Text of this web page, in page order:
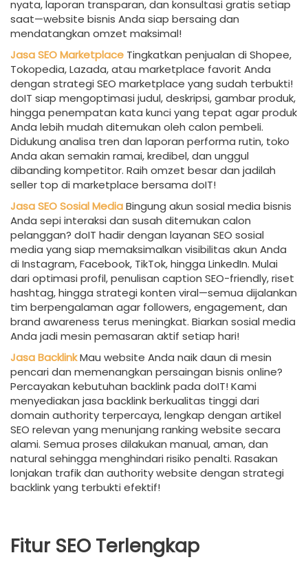
nyata, laporan transparan, dan konsultasi gratis setiap
saat—website bisnis Anda siap bersaing dan
mendatangkan omzet maksimal!
Jasa SEO Marketplace Tingkatkan penjualan di Shopee,
Tokopedia, Lazada, atau marketplace favorit Anda
dengan strategi SEO marketplace yang sudah terbukti!
doIT siap mengoptimasi judul, deskripsi, gambar produk,
hingga penempatan kata kunci yang tepat agar produk
Anda lebih mudah ditemukan oleh calon pembeli.
Didukung analisa tren dan laporan performa rutin, toko
Anda akan semakin ramai, kredibel, dan unggul
dibanding kompetitor. Raih omzet besar dan jadilah
seller top di marketplace bersama doIT!
Jasa SEO Sosial MediaBingung akun sosial media bisnis
Anda sepi interaksi dan susah ditemukan calon
pelanggan? doIT hadir dengan layanan SEO sosial
media yang siap memaksimalkan visibilitas akun Anda
di Instagram, Facebook, TikTok, hingga LinkedIn. Mulai
dari optimasi profil, penulisan caption SEO-friendly, riset
hashtag, hingga strategi konten viral—semua dijalankan
tim berpengalaman agar followers, engagement, dan
brand awareness terus meningkat. Biarkan sosial media
Anda jadi mesin pemasaran aktif setiap hari!
Jasa BacklinkMau website Anda naik daun di mesin
pencari dan memenangkan persaingan bisnis online?
Percayakan kebutuhan backlink pada doIT! Kami
menyediakan jasa backlink berkualitas tinggi dari
domain authority terpercaya, lengkap dengan artikel
SEO relevan yang menunjang ranking website secara
alami. Semua proses dilakukan manual, aman, dan
natural sehingga menghindari risiko penalti. Rasakan
lonjakan trafik dan authority website dengan strategi
backlink yang terbukti efektif!
Fitur SEO Terlengkap